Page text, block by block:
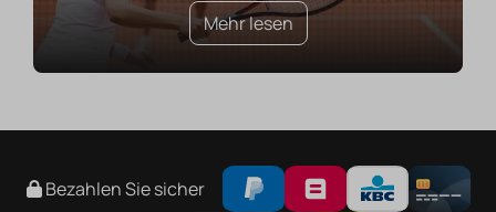
Mehr lesen
Bezahlen Sie sicher